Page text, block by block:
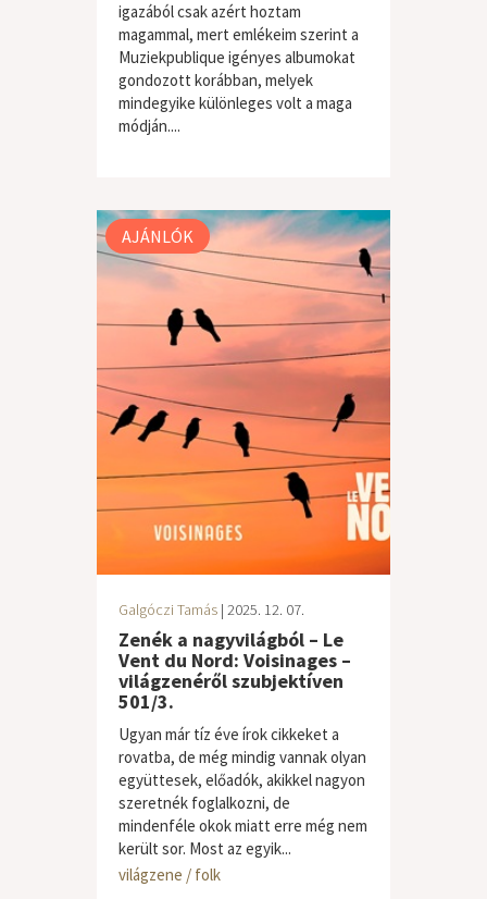
igazából csak azért hoztam
magammal, mert emlékeim szerint a
Muziekpublique igényes albumokat
gondozott korábban, melyek
mindegyike különleges volt a maga
módján....
világzene / folk
AJÁNLÓK
Galgóczi Tamás | 2025. 12. 07.
Zenék a nagyvilágból – Le
Vent du Nord: Voisinages –
világzenéről szubjektíven
501/3.
Ugyan már tíz éve írok cikkeket a
rovatba, de még mindig vannak olyan
együttesek, előadók, akikkel nagyon
szeretnék foglalkozni, de
mindenféle okok miatt erre még nem
került sor. Most az egyik...
világzene / folk